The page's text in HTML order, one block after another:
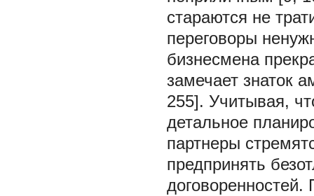
стараются не
переговоры
бизнесмена
замечает знаток
255]. Учитывая,
детальное
партнеры
предпринять